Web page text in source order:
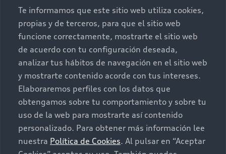
Te informamos que este sitio web utiliza cookies,
propias y de terceros, para que el sitio web
funcione correctamente, mostrarte el sitio web
de acuerdo con tu configuración deseada,
analizar tus hábitos de navegación en el sitio web
y mostrarte contenido acorde con tus intereses.
Elaboraremos perfiles con los datos que
obtengamos sobre tu comportamiento y sobre tu
uso de la web para mostrarte así contenido
personalizado. Para obtener más información lee
nuestra Política de Cookies. Al pulsar en “Aceptar
Nuestras Promociones
Postventa
Audi Aftersales
Autos Nuevos
Quiero un Audi nuevo
Seminuevos
Audi certified:Plus
Contacto
Contáctanos
Citas de servicio